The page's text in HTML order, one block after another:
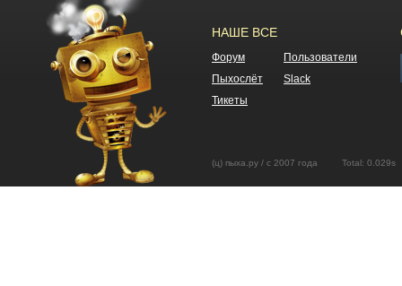
НАШЕ ВСЕ
Форум
Пользователи
Пыхослёт
Slack
Тикеты
(ц) пыха.ру / с 2007 года Total: